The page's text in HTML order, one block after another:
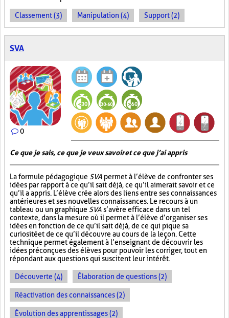
Classement (3) Manipulation (4) Support (2)
SVA
0
Ce que je sais, ce que je veux savoir et ce que j’ai appris
La formule pédagogique SVA permet à l’élève de confronter ses
idées par rapport à ce qu’il sait déjà, ce qu’il aimerait savoir et ce
qu’il a appris. L’élève crée alors des liens entre ses connaissances
antérieures et ses nouvelles connaissances. Le recours à un
tableau ou un graphique SVA s’avère efficace dans un tel
contexte, dans la mesure où il permet à l’élève d’organiser ses
idées en fonction de ce qu’il sait déjà, de ce qui pique sa
curiosité et de ce qu’il découvre au cours de la leçon. Cette
technique permet également à l’enseignant de découvrir les
idées préconçues des élèves pour pouvoir les corriger, tout en
répondant aux questions qui suscitent leur intérêt.
Découverte (4) Élaboration de questions (2)
Réactivation des connaissances (2)
Évolution des apprentissages (2)